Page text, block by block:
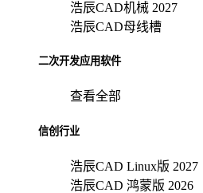
浩辰CAD机械 2027
浩辰CAD母线槽
二次开发应用软件
查看全部
信创行业
浩辰CAD Linux版 2027
浩辰CAD 鸿蒙版 2026